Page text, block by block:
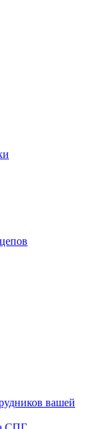
вашей